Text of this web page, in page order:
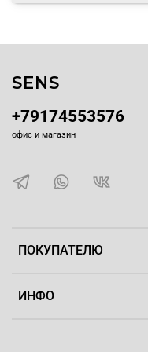
формы в одно
ПОКУПАТЕЛЮ
ИНФО
+79174553576
офис и магазин
SENS